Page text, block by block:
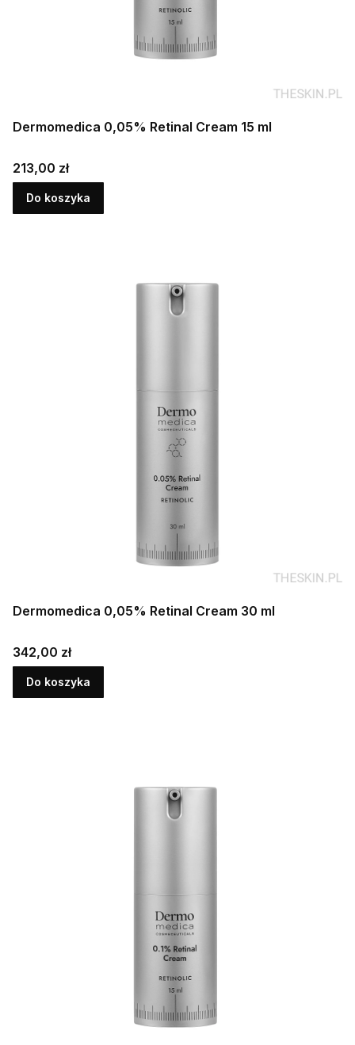
Dermomedica 0,05% Retinal Cream 15 ml
Cena
213,00 zł
Do koszyka
Dermomedica 0,05% Retinal Cream 30 ml
Cena
342,00 zł
Do koszyka